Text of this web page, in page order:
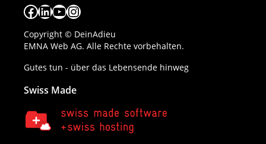
Facebook
LinkedIn
YouTube
Instagram
Copyright © DeinAdieu
EMNA Web AG. Alle Rechte vorbehalten.
Gutes tun - über das Lebensende hinweg
Swiss Made